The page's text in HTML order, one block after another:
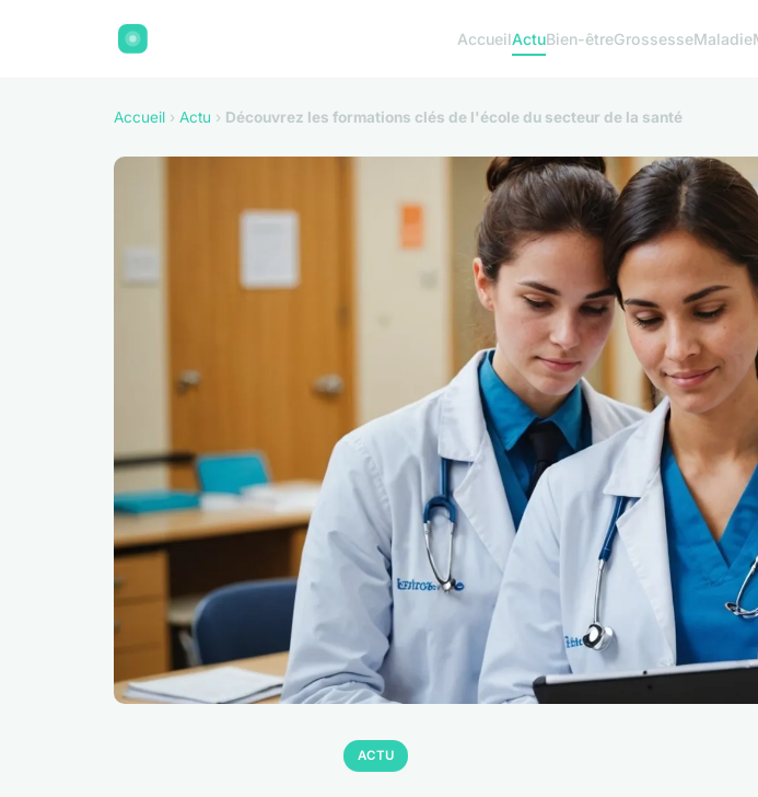
AccueilActuBien-êtreGrossesseMaladie
Accueil › Actu › Découvrez les formations clés de l'école du secteur de la santé
ACTU